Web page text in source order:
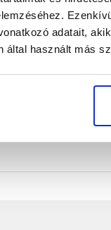
adatait,
által használt más
módon
színek a legtöbb